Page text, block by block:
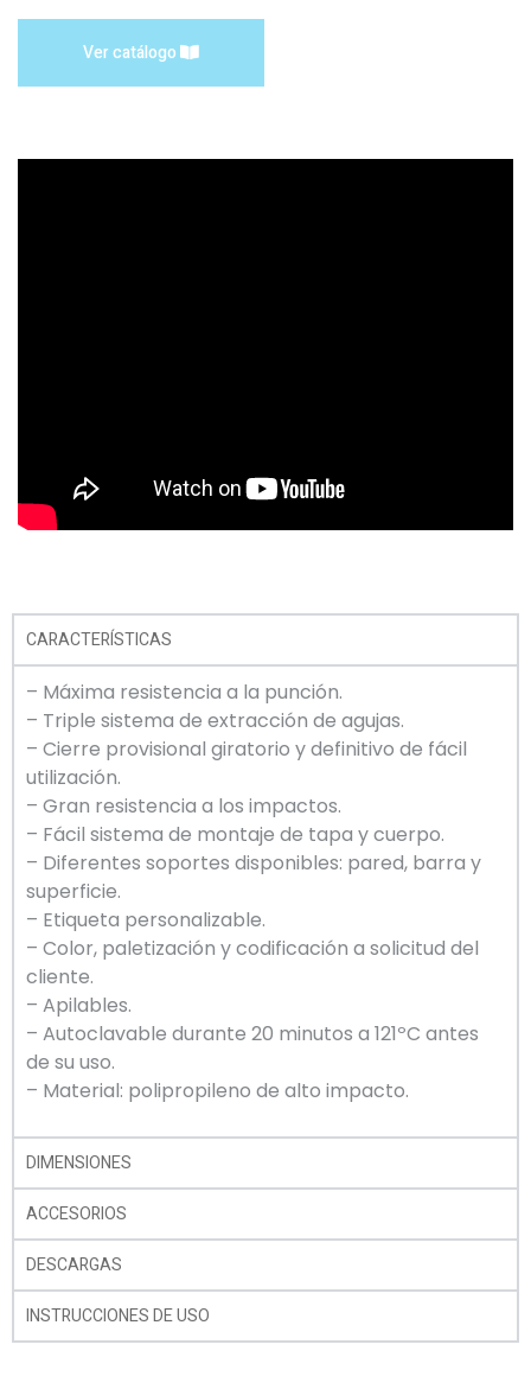
Ver catálogo
CARACTERÍSTICAS
– Máxima resistencia a la punción.
– Triple sistema de extracción de agujas.
– Cierre provisional giratorio y definitivo de fácil
utilización.
– Gran resistencia a los impactos.
– Fácil sistema de montaje de tapa y cuerpo.
– Diferentes soportes disponibles: pared, barra y
superficie.
– Etiqueta personalizable.
– Color, paletización y codificación a solicitud del
cliente.
– Apilables.
– Autoclavable durante 20 minutos a 121ºC antes
de su uso.
– Material: polipropileno de alto impacto.
DIMENSIONES
ACCESORIOS
DESCARGAS
INSTRUCCIONES DE USO